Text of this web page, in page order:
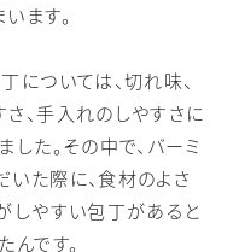
ます。
については、切れ味、
、手入れのしやすさに
た。その中で、バーミ
た際に、食材のよさ
しやすい包丁があると
んです。